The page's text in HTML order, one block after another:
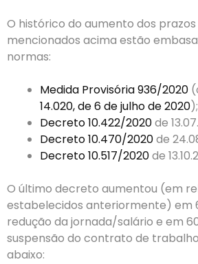
O histórico do aumento dos
mencionados acima estão
normas:
Medida Provisória 936/2020
14.020, de 6 de julho de 2020);
Decreto 10.422/2020de
Decreto 10.470/2020de
Decreto 10.517/2020de
O último decreto aumentou (em
estabelecidos anteriormente) em
redução da jornada/salário e em
suspensão do contrato de
abaixo: